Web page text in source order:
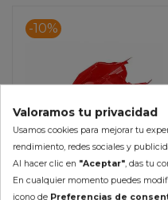
-10%
Guardabarros Trasero UFO
Valoramos tu privacidad
Usamos cookies para mejorar tu
rendimiento, redes sociales y
Al hacer clic en "Aceptar", das tu
En cualquier momento puedes
icono de Preferencias de